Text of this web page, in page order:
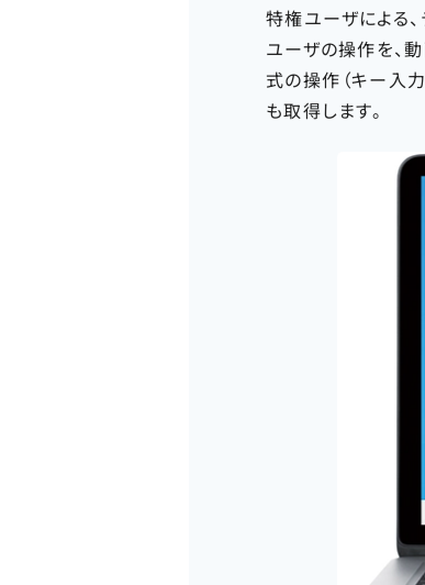
特権ユーザによる
ユーザの操作を、
式の操作（キー入
も取得します。